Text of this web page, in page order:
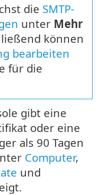
die SMTP-
unter Mehr
können
bearbeiten
für die
gibt eine
oder eine
als 90 Tagen
Computer,
und